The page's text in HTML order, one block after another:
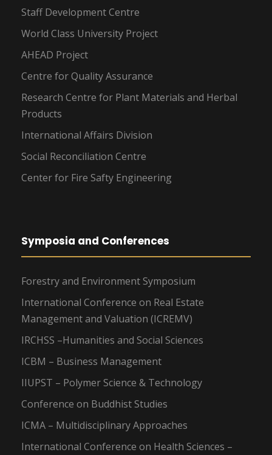
Staff Development Centre
World Class University Project
AHEAD Project
Centre for Quality Assurance
Research Centre for Plant Materials and Herbal
Products
International Affairs Division
Social Reconciliation Centre
Center for Fire Safty Engineering
Symposia and Conferences
Forestry and Environment Symposium
International Conference on Real Estate
Management and Valuation (ICREMV)
IRCHSS –Humanities and Social Sciences
ICBM – Business Management
IIUPST – Polymer Science & Technology
Conference on Buddhist Studies
ICMA – Multidisciplinary Approaches
International Conference on Health Sciences –